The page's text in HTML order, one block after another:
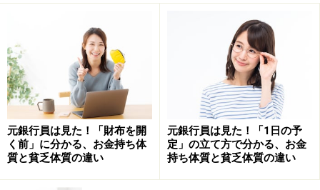
さらに、個別の出金明細を見ていくことで、通っていな
いスポーツクラブの会費や不要なサブスクの利用料があ
れば、解約を検討しましょう。
スーパーでの買い物をカードで一括払いにしている人も
いると思います。このような場合は、あらかじめ予算を
立てておけば、予算オーバーか予算以内かも確認できま
す。オーバーになっているなら、他の食費とあわせて総
元銀行員は見た！「財布を開
く前」に分かる、お金持ち体
質と貧乏体質の違い
元銀行員は見た！「1日の予
定」の立て方で分かる、お金
持ち体質と貧乏体質の違い